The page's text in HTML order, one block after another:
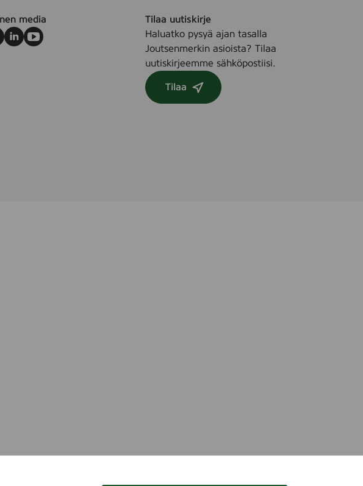
media
LinkedInYoutube
Tilaa uutiskirje
Haluatko pysyä ajan tasalla
Joutsenmerkin asioista? Tilaa
uutiskirjeemme sähköpostiisi.
Tilaa